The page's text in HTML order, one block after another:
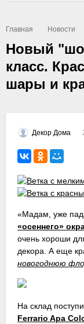
Главная Новости
Новый
класс.
шары и
Декор Дома
«Мадам, уже
«осеннего»
очень хороши
декора. А еще
новогоднюю
На склад
Ferrario Apa